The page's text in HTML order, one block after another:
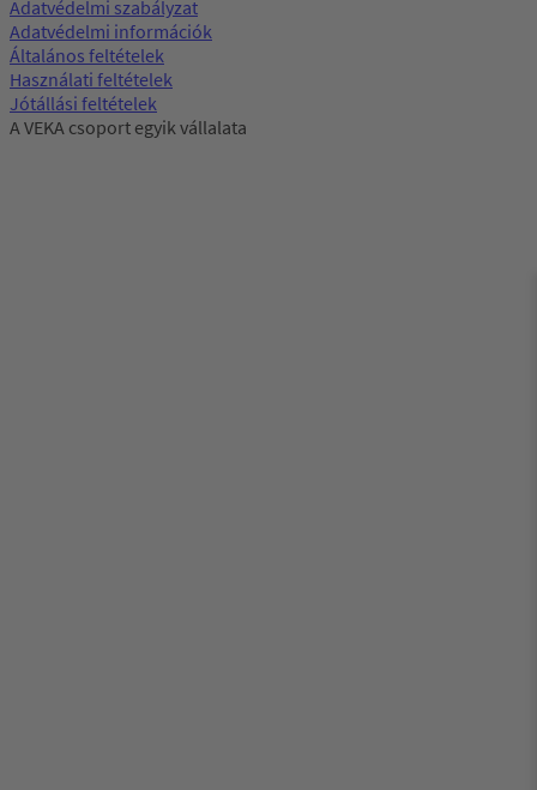
Adatvédelmi szabályzat
Adatvédelmi információk
Általános feltételek
Használati feltételek
Jótállási feltételek
A VEKA csoport egyik vállalata